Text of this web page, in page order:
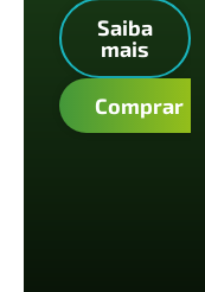
Saiba
mais
Comprar